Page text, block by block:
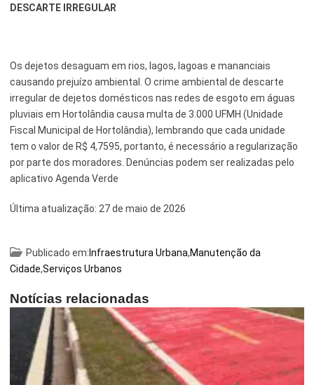
DESCARTE IRREGULAR
Os dejetos desaguam em rios, lagos, lagoas e mananciais
causando prejuízo ambiental. O crime ambiental de descarte
irregular de dejetos domésticos nas redes de esgoto em águas
pluviais em Hortolândia causa multa de 3.000 UFMH (Unidade
Fiscal Municipal de Hortolândia), lembrando que cada unidade
tem o valor de R$ 4,7595, portanto, é necessário a regularização
por parte dos moradores. Denúncias podem ser realizadas pelo
aplicativo Agenda Verde
Última atualização: 27 de maio de 2026
Publicado em: Infraestrutura Urbana,Manutenção da
Cidade,Serviços Urbanos
Notícias relacionadas